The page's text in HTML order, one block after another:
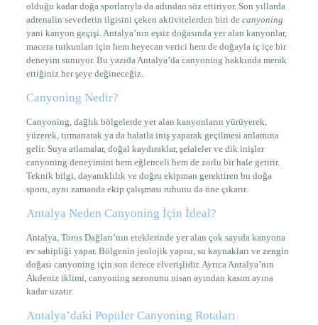
olduğu kadar doğa sporlarıyla da adından söz ettiriyor. Son yıllarda
adrenalin severlerin ilgisini çeken aktivitelerden biri de canyoning
yani kanyon geçişi. Antalya’nın eşsiz doğasında yer alan kanyonlar,
macera tutkunları için hem heyecan verici hem de doğayla iç içe bir
deneyim sunuyor. Bu yazıda Antalya’da canyoning hakkında merak
ettiğiniz her şeye değineceğiz.
Canyoning Nedir?
Canyoning, dağlık bölgelerde yer alan kanyonların yürüyerek,
yüzerek, tırmanarak ya da halatla iniş yaparak geçilmesi anlamına
gelir. Suya atlamalar, doğal kaydıraklar, şelaleler ve dik inişler
canyoning deneyimini hem eğlenceli hem de zorlu bir hale getirir.
Teknik bilgi, dayanıklılık ve doğru ekipman gerektiren bu doğa
sporu, aynı zamanda ekip çalışması ruhunu da öne çıkarır.
Antalya Neden Canyoning İçin İdeal?
Antalya, Toros Dağları’nın eteklerinde yer alan çok sayıda kanyona
ev sahipliği yapar. Bölgenin jeolojik yapısı, su kaynakları ve zengin
doğası canyoning için son derece elverişlidir. Ayrıca Antalya’nın
Akdeniz iklimi, canyoning sezonunu nisan ayından kasım ayına
kadar uzatır.
Antalya’daki Popüler Canyoning Rotaları